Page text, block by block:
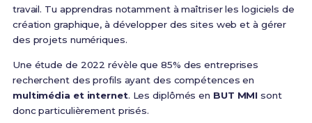
travail. Tu apprendras notamment à maîtriser les logiciels de
création graphique, à développer des sites web et à gérer
des projets numériques.
Une étude de 2022 révèle que 85% des entreprises
recherchent des profils ayant des compétences en
multimédia et internet. Les diplômés en BUT MMI sont
donc particulièrement prisés.